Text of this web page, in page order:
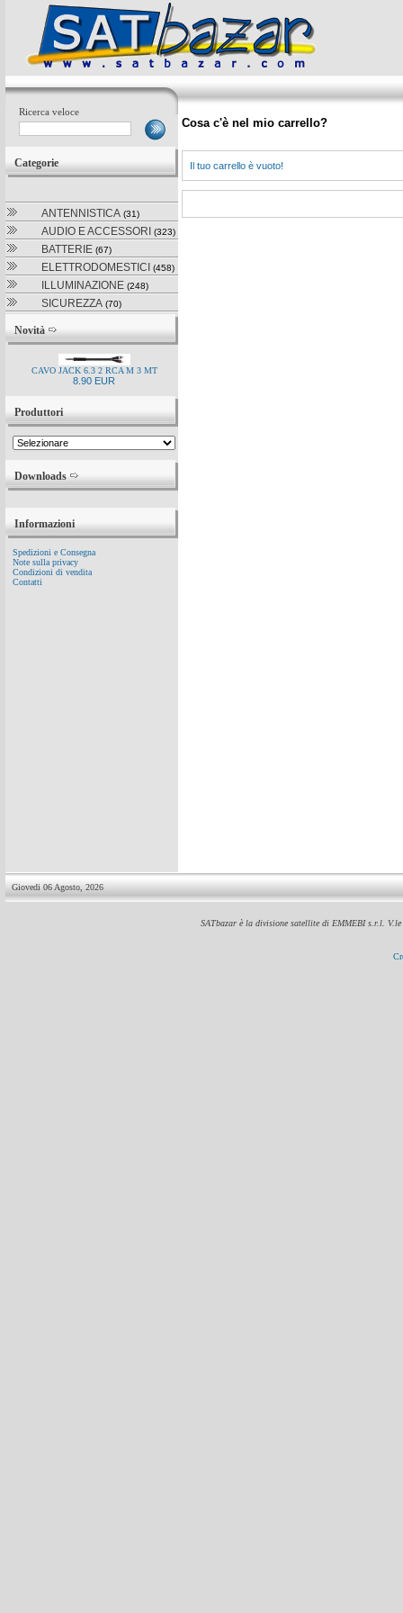
Ricerca veloce
Categorie
ANTENNISTICA (31)
AUDIO E ACCESSORI (323)
BATTERIE (67)
ELETTRODOMESTICI (458)
ILLUMINAZIONE (248)
SICUREZZA (70)
Novità
CAVO JACK 6.3 2 RCA M 3 MT
8.90 EUR
Produttori
Downloads
Informazioni
Spedizioni e Consegna
Note sulla privacy
Condizioni di vendita
Contatti
Cosa c'è nel mio carrello?
Il tuo carrello è vuoto!
Giovedi 06 Agosto, 2026
SATbazar è la divisione satellite di EMMEBI s.r.l.